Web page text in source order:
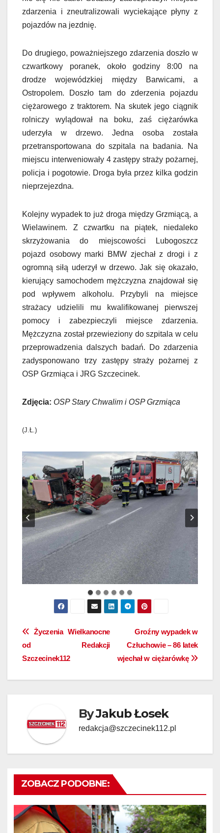
zdarzenia i zneutralizowali wyciekające płyny z
pojazdów na jezdnię.
Do drugiego, poważniejszego zdarzenia doszło w
czwartkowy poranek, około godziny 8:00 na
drodze wojewódzkiej między Barwicami, a
Ostropolem. Doszło tam do zderzenia pojazdu
ciężarowego z traktorem. Na skutek jego ciągnik
rolniczy wylądował na boku, zaś ciężarówka
uderzyła w drzewo. Jedna osoba została
przetransportowana do szpitala na badania. Na
miejscu interweniowały 4 zastępy straży pożarnej,
policja i pogotowie. Droga była przez kilka godzin
nieprzejezdna.
Kolejny wypadek to już droga między Grzmiącą, a
Wielawinem. Z czwartku na piątek, niedaleko
skrzyżowania do miejscowości Lubogoszcz
pojazd osobowy marki BMW zjechał z drogi i z
ogromną siłą uderzył w drzewo. Jak się okazało,
kierujący samochodem mężczyzna znajdował się
pod wpływem alkoholu. Przybyli na miejsce
strażacy udzielili mu kwalifikowanej pierwszej
pomocy i zabezpieczyli miejsce zdarzenia.
Mężczyzna został przewieziony do szpitala w celu
przeprowadzenia dalszych badań. Do zdarzenia
zadysponowano trzy zastępy straży pożarnej z
OSP Grzmiąca i JRG Szczecinek.
Zdjęcia: OSP Stary Chwalim i OSP Grzmiąca
(J.Ł.)
Nawigacja
wpisu
Groźny wypadek w
Człuchowie – 86 latek
wjechał w ciężarówkę
Życzenia Wielkanocne
od Redakcji
Szczecinek112
ByJakub Łosek
redakcja@szczecinek112.pl
ZOBACZ PODOBNE: